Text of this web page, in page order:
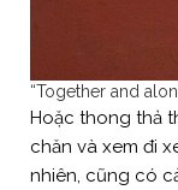
“Together and
Hoặc thong thả
chăn và xem đi
nhiên, cũng có